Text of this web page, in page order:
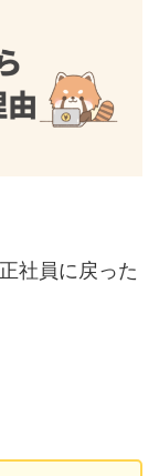
社員に戻った